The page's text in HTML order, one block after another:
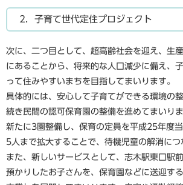
2．子育て世代定住プロジェクト
次に、二つ目として、超高齢社会を迎え、生
にあることから、将来的な人口減少に備え、
って住みやすいまちを目指してまいります。
具体的には、安心して子育てができる環境の
続き民間の認可保育園の整備を進めてまいり
新たに3園整備し、保育の定員を平成25年度
5人まで拡大することで、待機児童の解消につ
また、新しいサービスとして、志木駅東口駅
預かりしたお子さんを、保育園などに送迎す